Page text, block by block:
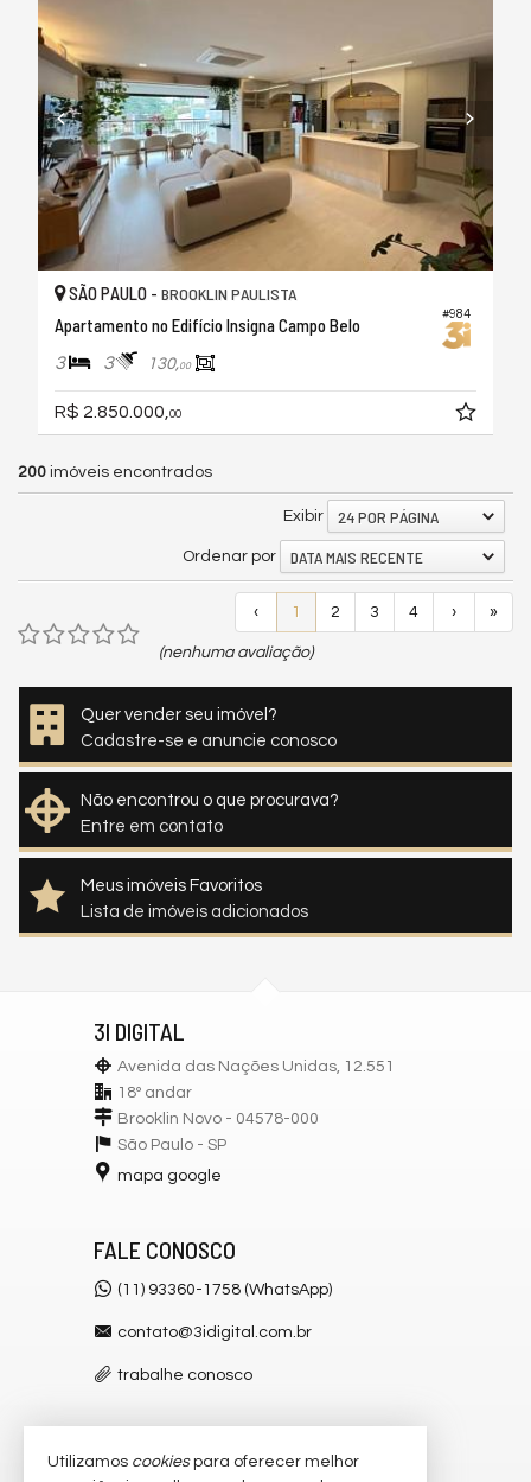
#984
SÃO PAULO - BROOKLIN PAULISTA
Apartamento no Edifício Insigna Campo Belo
3 3 130,00
R$ 2.850.000, 00
200 imóveis encontrados
Exibir 24 POR PÁGINA
Ordenar por DATA MAIS RECENTE
‹ 1 2 3 4 › »
(nenhuma avaliação)
Quer vender seu imóvel?
Cadastre-se e anuncie conosco
Não encontrou o que procurava?
Entre em contato
Meus imóveis Favoritos
Lista de imóveis adicionados
3I DIGITAL
Avenida das Nações Unidas, 12.551
18º andar
Brooklin Novo - 04578-000
São Paulo - SP
mapa google
FALE CONOSCO
(11) 93360-1758 (WhatsApp)
contato@3idigital.com.br
trabalhe conosco
VEJA MAIS
Utilizamos cookiespara oferecer melhor